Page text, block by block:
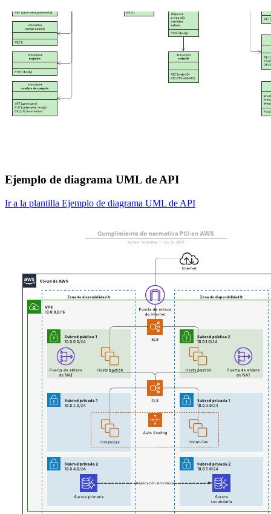
Ejemplo de diagrama UML de API
Ir a la plantilla Ejemplo de diagrama UML de API